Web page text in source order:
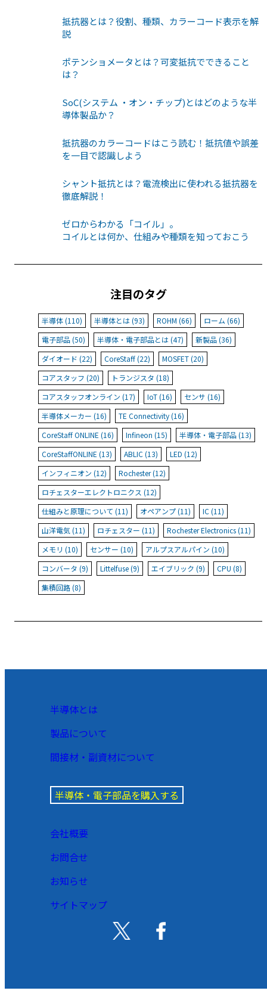
抵抗器とは？役割、種類、カラーコード表示を解
説
ポテンショメータとは？可変抵抗でできること
は？
SoC(システム ・オン・チップ)とはどのような半
導体製品か？
抵抗器のカラーコードはこう読む！抵抗値や誤差
を一目で認識しよう
シャント抵抗とは？電流検出に使われる抵抗器を
徹底解説！
ゼロからわかる「コイル」。
コイルとは何か、仕組みや種類を知っておこう
注目のタグ
半導体 (110) 半導体とは (93) ROHM (66)
ローム (66)
電子部品 (50)
半導体・電子部品とは (47)
新製品 (36)
ダイオード (22)
CoreStaff (22)
MOSFET (20)
コアスタッフ (20)
トランジスタ (18)
コアスタッフオンライン (17)
IoT (16)
センサ (16)
半導体メーカー (16)
TE Connectivity (16)
CoreStaff ONLINE (16)
Infineon (15)
半導体・電子部品 (13)
CoreStaffONLINE (13)
ABLIC (13)
LED (12)
インフィニオン (12)
Rochester (12)
ロチェスターエレクトロニクス (12)
仕組みと原理について (11)
オペアンプ (11)
IC (11)
山洋電気 (11)
ロチェスター (11)
Rochester Electronics (11)
メモリ (10)
センサー (10)
アルプスアルパイン (10)
コンバータ (9)
Littelfuse (9) エイブリック (9)
CPU (8)
集積回路 (8)
半導体とは
製品について
間接材・副資材について
半導体・電子部品を購入する
会社概要
お問合せ
お知らせ
サイトマップ